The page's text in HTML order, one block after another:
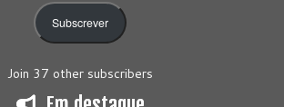
Subscrever
Join 37 other subscribers